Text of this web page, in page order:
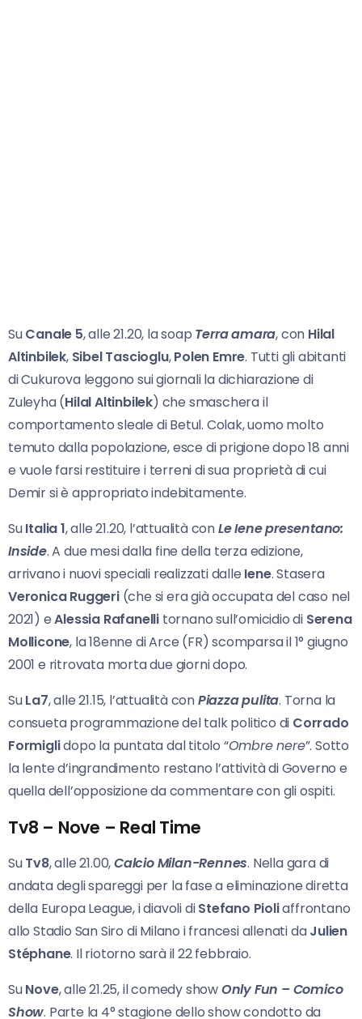
SuCanale 5, alle 21.20, la soap Terra amara, con Hilal
Altinbilek, Sibel Tascioglu,Polen Emre. Tutti gli abitanti
di Cukurova leggono sui giornali la dichiarazione di
Zuleyha (Hilal Altinbilek) che smaschera il
comportamento sleale di Betul. Colak, uomo molto
temuto dalla popolazione, esce di prigione dopo 18 anni
e vuole farsi restituire i terreni di sua proprietà di cui
Demir si è appropriato indebitamente.
SuItalia 1, alle 21.20, l’attualità conLe Iene presentano:
Inside. A due mesi dalla fine della terza edizione,
arrivano i nuovi speciali realizzati dalle Iene. Stasera
Veronica Ruggeri(che si era già occupata del caso nel
2021) eAlessia Rafanelli tornano sull’omicidio di Serena
Mollicone, la 18enne di Arce (FR) scomparsa il 1° giugno
2001 e ritrovata morta due giorni dopo.
SuLa7, alle 21.15, l’attualità conPiazza pulita. Torna la
consueta programmazione del talk politico di Corrado
Formiglidopo la puntata dal titolo “Ombre nere”. Sotto
la lente d’ingrandimento restano l’attività di Governo e
quella dell’opposizione da commentare con gli ospiti.
Tv8 – Nove – Real Time
SuTv8, alle 21.00,Calcio Milan-Rennes. Nella gara di
andata degli spareggi per la fase a eliminazione diretta
della Europa League, i diavoli diStefano Pioliaffrontano
allo Stadio San Siro di Milano i francesi allenati daJulien
Stéphane. Il riotorno sarà il 22 febbraio.
SuNove, alle 21.25, il comedy showOnly Fun – Comico
Show. Parte la 4° stagione dello show condotto da